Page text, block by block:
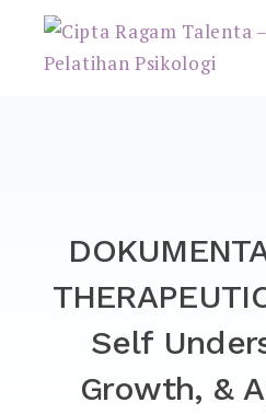
Cipta Ragam
Konsultasi &
Psikologi
Self
Growth, &